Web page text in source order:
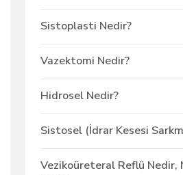
Sistoplasti Nedir?
Vazektomi Nedir?
Hidrosel Nedir?
Sistosel (İdrar Kesesi
Vezikoüreteral Reflü Nedir,